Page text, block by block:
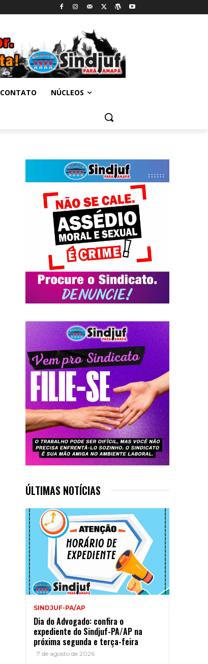
CONTATO NÚCLEOS
ÚLTIMAS NOTÍCIAS
SINDJUF-PA/AP
Dia do Advogado: confira o
expediente do Sindjuf-PA/AP na
próxima segunda e terça-feira
7 de agosto de 2026